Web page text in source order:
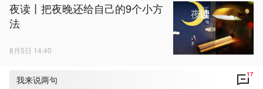
我来说两句 17
夜读丨把夜晚还给自己的9个小方
法
8月5日 14:40